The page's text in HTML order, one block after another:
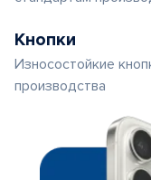
Кнопки
Износостойкие
производства